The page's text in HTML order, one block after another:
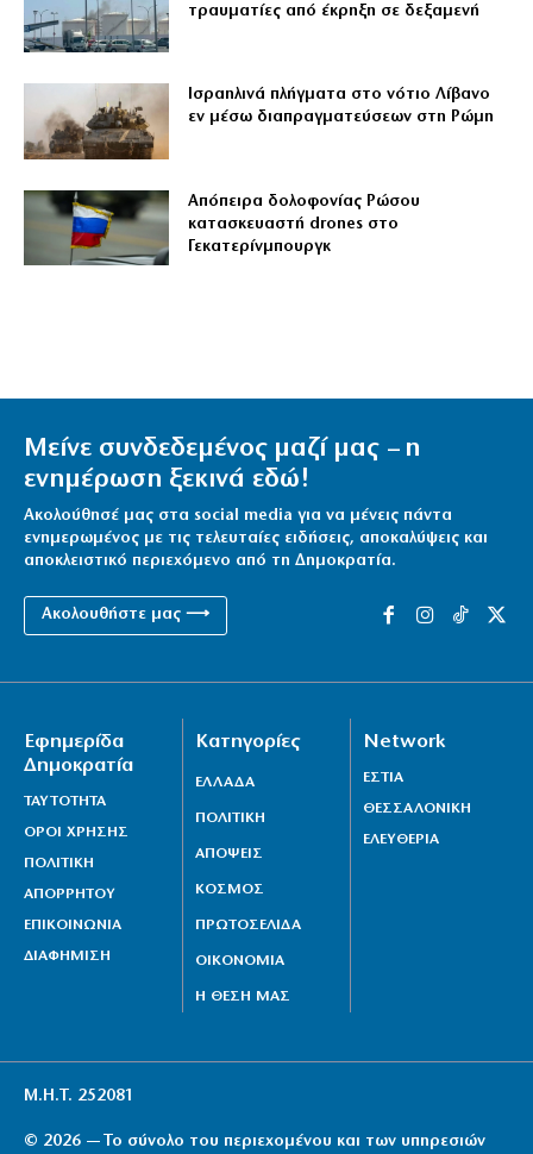
τραυματίες από έκρηξη σε δεξαμενή
Ισραηλινά πλήγματα στο νότιο Λίβανο
εν μέσω διαπραγματεύσεων στη Ρώμη
Απόπειρα δολοφονίας Ρώσου
κατασκευαστή drones στο
Γεκατερίνμπουργκ
Μείνε συνδεδεμένος μαζί μας – η
ενημέρωση ξεκινά εδώ!
Ακολούθησέ μας στα social media για να μένεις πάντα
ενημερωμένος με τις τελευταίες ειδήσεις, αποκαλύψεις και
αποκλειστικό περιεχόμενο από τη Δημοκρατία.
Ακολουθήστε μας ⟶
Εφημερίδα
Δημοκρατία
ΤΑΥΤΟΤΗΤΑ
ΟΡΟΙ ΧΡΗΣΗΣ
ΠΟΛΙΤΙΚΗ
ΑΠΟΡΡΗΤΟΥ
ΕΠΙΚΟΙΝΩΝΙΑ
ΔΙΑΦΗΜΙΣΗ
Κατηγορίες
ΕΛΛΑΔΑ
ΠΟΛΙΤΙΚΗ
ΑΠΟΨΕΙΣ
ΚΟΣΜΟΣ
ΠΡΩΤΟΣΕΛΙΔΑ
ΟΙΚΟΝΟΜΙΑ
Η ΘΕΣΗ ΜΑΣ
Network
ΕΣΤΙΑ
ΘΕΣΣΑΛΟΝΙΚΗ
ΕΛΕΥΘΕΡΙΑ
Μ.Η.Τ. 252081
© 2026 — Το σύνολο του περιεχομένου και των υπηρεσιών